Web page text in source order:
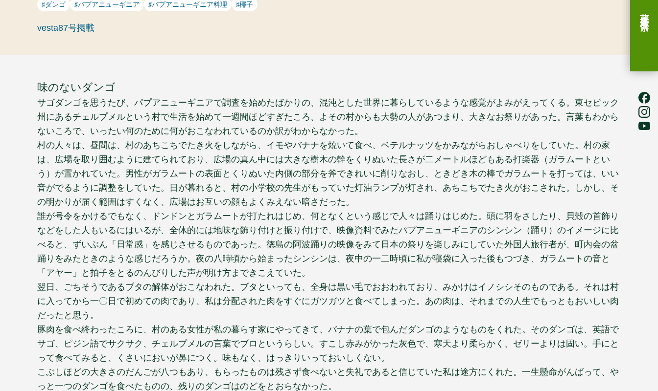
蔵書検索
♯ダンゴ ♯パプアニューギニア ♯パプアニューギニア料理 ♯椰子
vesta87号掲載
味のないダンゴ
サゴダンゴを思うたび、パプアニューギニアで調査を始めたばかりの、混沌とした世界に暮らしているような感覚がよみがえってくる。東セピック
州にあるチェルプメルという村で生活を始めて一週間ほどすぎたころ、よその村からも大勢の人があつまり、大きなお祭りがあった。言葉もわから
ないころで、いったい何のために何がおこなわれているのか訳がわからなかった。
村の人々は、昼間は、村のあちこちでたき火をしながら、イモやバナナを焼いて食べ、ベテルナッツをかみながらおしゃべりをしていた。村の家
は、広場を取り囲むように建てられており、広場の真ん中には大きな樹木の幹をくりぬいた長さが二メートルほどもある打楽器（ガラムートとい
う）が置かれていた。男性がガラムートの表面とくりぬいた内側の部分を斧できれいに削りなおし、ときどき木の棒でガラムートを打っては、いい
音がでるように調整をしていた。日が暮れると、村の小学校の先生がもっていた灯油ランプが灯され、あちこちでたき火がおこされた。しかし、そ
の明かりが届く範囲はすくなく、広場はお互いの顔もよくみえない暗さだった。
誰が号令をかけるでもなく、ドンドンとガラムートが打たれはじめ、何となくという感じで人々は踊りはじめた。頭に羽をさしたり、貝殻の首飾り
などをした人もいるにはいるが、全体的には地味な飾り付けと振り付けで、映像資料でみたパプアニューギニアのシンシン（踊り）のイメージに比
べると、ずいぶん「日常感」を感じさせるものであった。徳島の阿波踊りの映像をみて日本の祭りを楽しみにしていた外国人旅行者が、町内会の盆
踊りをみたときのような感じだろうか。夜の八時頃から始まったシンシンは、夜中の一二時頃に私が寝袋に入った後もつづき、ガラムートの音と
「アヤー」と拍子をとるのんびりした声が明け方まできこえていた。
翌日、ごちそうであるブタの解体がおこなわれた。ブタといっても、全身は黒い毛でおおわれており、みかけはイノシシそのものである。それは村
に入ってから一〇日で初めての肉であり、私は分配された肉をすぐにガツガツと食べてしまった。あの肉は、それまでの人生でもっともおいしい肉
だったと思う。
豚肉を食べ終わったころに、村のある女性が私の暮らす家にやってきて、バナナの葉で包んだダンゴのようなものをくれた。そのダンゴは、英語で
サゴ、ピジン語でサクサク、チェルプメルの言葉でブロというらしい。すこし赤みがかった灰色で、寒天より柔らかく、ゼリーよりは固い。手にと
って食べてみると、くさいにおいが鼻につく。味もなく、はっきりいっておいしくない。
こぶしほどの大きさのだんごが八つもあり、もらったものは残さず食べないと失礼であると信じていた私は途方にくれた。一生懸命がんばって、や
っと一つのダンゴを食べたものの、残りのダンゴはのどをとおらなかった。